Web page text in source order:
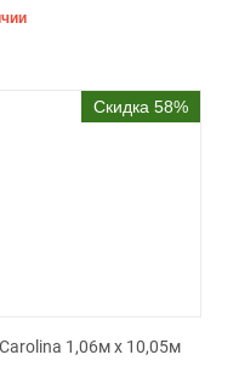
Скидка 58%
1,06м х 10,05м